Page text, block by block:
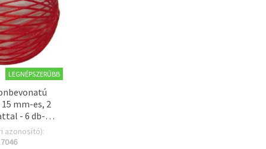
LEGNÉPSZERŰBB
mm-es, 2
- 6 db-os
azonosító):